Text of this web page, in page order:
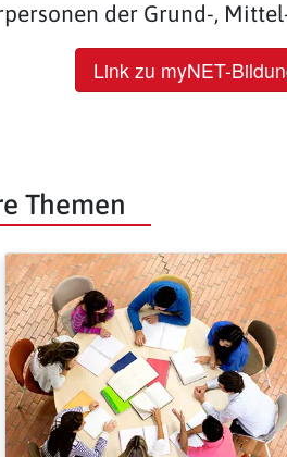
der Grund-,
Link zu myNET-
Themen